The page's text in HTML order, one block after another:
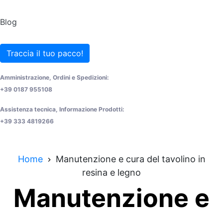
Blog
Traccia il tuo pacco!
Amministrazione, Ordini e Spedizioni:
+39 0187 955108
Assistenza tecnica, Informazione Prodotti:
+39 333 4819266
Home
Manutenzione e cura del tavolino in
resina e legno
Manutenzione e